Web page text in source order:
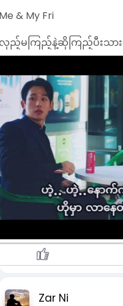
& My Fri
ည့်မကြည့်နဲ့ဆိုကြည့်ပီးသာ
Zar Ni